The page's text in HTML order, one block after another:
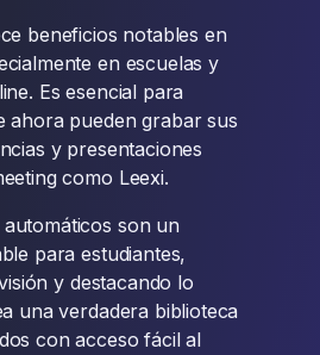
beneficios notables en
en escuelas y
Es esencial para
ahora pueden grabar sus
y presentaciones
como Leexi.
son un
para estudiantes,
y destacando lo
una verdadera biblioteca
con acceso fácil al